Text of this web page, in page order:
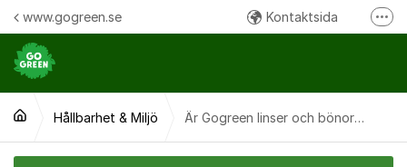
Hoppa till innehåll
www.gogreen.se Kontaktsida
Ring oss:
Hållbarhet & Miljö Är Gogreen linser och bönor ekologiska?